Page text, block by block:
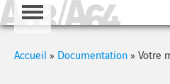
A63 - A64
Accueil » Documentation» Votre
Cookies management panel